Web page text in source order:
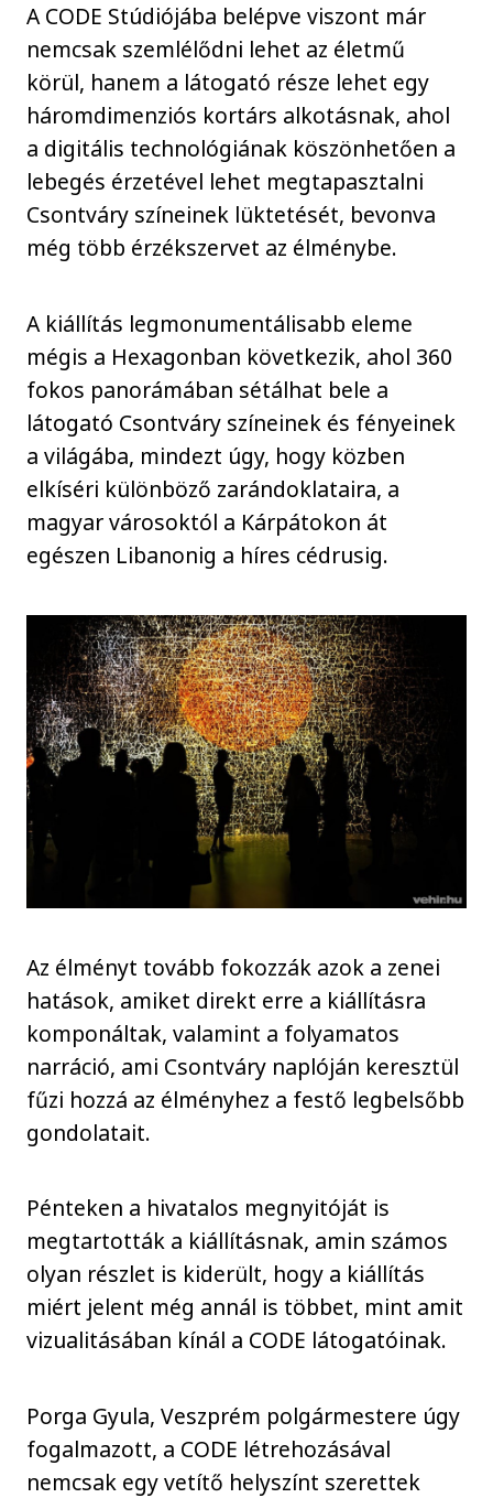
A CODE Stúdiójába belépve viszont már
nemcsak szemlélődni lehet az életmű
körül, hanem a látogató része lehet egy
háromdimenziós kortárs alkotásnak, ahol
a digitális technológiának köszönhetően a
lebegés érzetével lehet megtapasztalni
Csontváry színeinek lüktetését, bevonva
még több érzékszervet az élménybe.
A kiállítás legmonumentálisabb eleme
mégis a Hexagonban következik, ahol 360
fokos panorámában sétálhat bele a
látogató Csontváry színeinek és fényeinek
a világába, mindezt úgy, hogy közben
elkíséri különböző zarándoklataira, a
magyar városoktól a Kárpátokon át
egészen Libanonig a híres cédrusig.
Az élményt tovább fokozzák azok a zenei
hatások, amiket direkt erre a kiállításra
komponáltak, valamint a folyamatos
narráció, ami Csontváry naplóján keresztül
fűzi hozzá az élményhez a festő legbelsőbb
gondolatait.
Pénteken a hivatalos megnyitóját is
megtartották a kiállításnak, amin számos
olyan részlet is kiderült, hogy a kiállítás
miért jelent még annál is többet, mint amit
vizualitásában kínál a CODE látogatóinak.
Porga Gyula, Veszprém polgármestere úgy
fogalmazott, a CODE létrehozásával
nemcsak egy vetítő helyszínt szerettek